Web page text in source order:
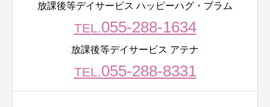
放課後等デイサービス ハッピーハグ・プラム
TEL.055-288-1634
放課後等デイサービス アテナ
TEL.055-288-8331